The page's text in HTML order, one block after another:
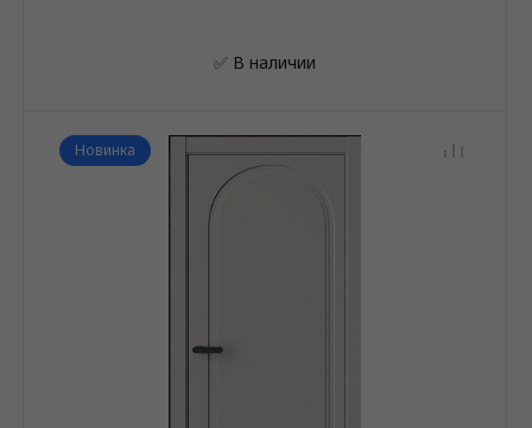
✅ В наличии
Новинка